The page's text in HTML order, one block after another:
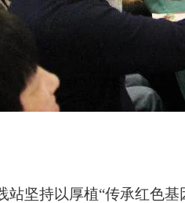
站坚持以厚植“传承红色